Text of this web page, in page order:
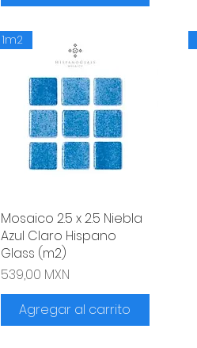
Vista rápida
1m2
Mosaico 2.5 x 2.5 Niebla
Azul Claro Hispano
Glass (m2)
Precio
539,00 MXN
Agregar al carrito